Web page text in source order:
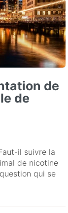
de
de
il suivre la
de nicotine
qui se